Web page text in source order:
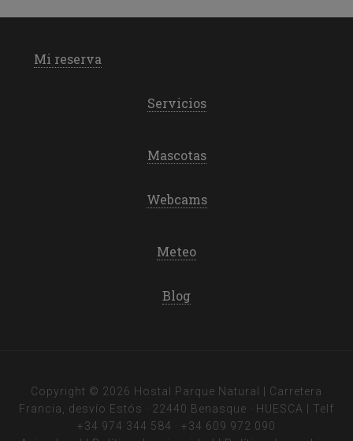
Mi reserva
Servicios
Mascotas
Webcams
Meteo
Blog
Copyright © 2026 Hostal Parque Natural | Carretera
Francia, desvío Estós · 22440 Benasque · HUESCA | Telf
+34 974 344 584 · +34 609 972 090